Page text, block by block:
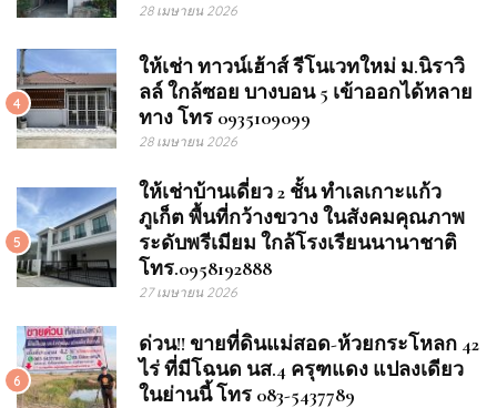
28 เมษายน 2026
4
ให้เช่า ทาวน์เฮ้าส์ รีโนเวทใหม่ ม.นิราวิ
ลล์ ใกล้ซอย บางบอน 5 เข้าออกได้หลาย
ทาง โทร 0935109099
28 เมษายน 2026
5
ให้เช่าบ้านเดี่ยว 2 ชั้น ทำเลเกาะแก้ว
ภูเก็ต พื้นที่กว้างขวาง ในสังคมคุณภาพ
ระดับพรีเมียม ใกล้โรงเรียนนานาชาติ
โทร.0958192888
27 เมษายน 2026
6
ด่วน!! ขายที่ดินแม่สอด-ห้วยกระโหลก 42
ไร่ ที่มีโฉนด นส.4 ครุฑแดง แปลงเดียว
ในย่านนี้ โทร 083-5437789